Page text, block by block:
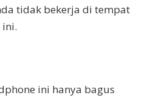
tidak bekerja di tempat
ini hanya bagus